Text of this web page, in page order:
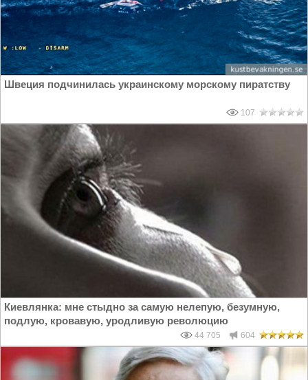
Швеция подчинилась украинскому морскому пиратству
107
Киевлянка: мне стыдно за самую нелепую, безумную,
подлую, кровавую, уродливую революцию
44 705 604